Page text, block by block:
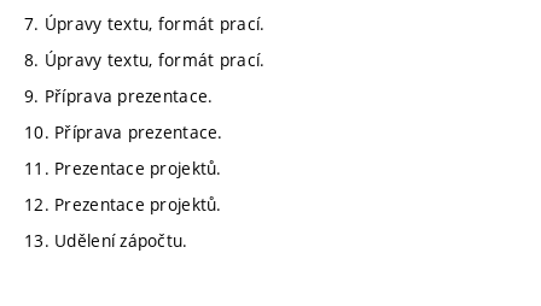
7. Úpravy textu, formát prací.
8. Úpravy textu, formát prací.
9. Příprava prezentace.
10. Příprava prezentace.
11. Prezentace projektů.
12. Prezentace projektů.
13. Udělení zápočtu.